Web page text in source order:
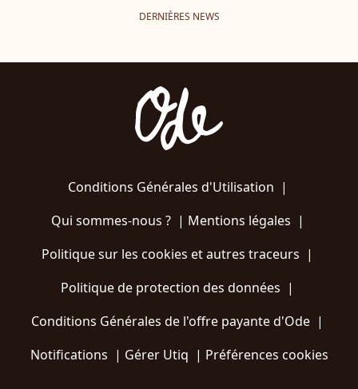
DERNIÈRES NEWS
Conditions Générales d'Utilisation |
Qui sommes-nous ?| Mentions légales |
Politique sur les cookies et autres traceurs |
Politique de protection des données |
Conditions Générales de l'offre payante d'Ode |
Notifications | Gérer Utiq | Préférences cookies